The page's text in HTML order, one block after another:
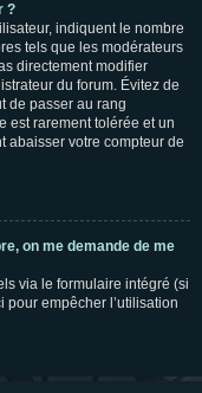
?
indiquent le nombre
tels que les modérateurs
directement modifier
du forum. Évitez de
de passer au rang
est rarement tolérée et un
abaisser votre compteur de
on me demande de me
via le formulaire intégré (si
pour empêcher l’utilisation